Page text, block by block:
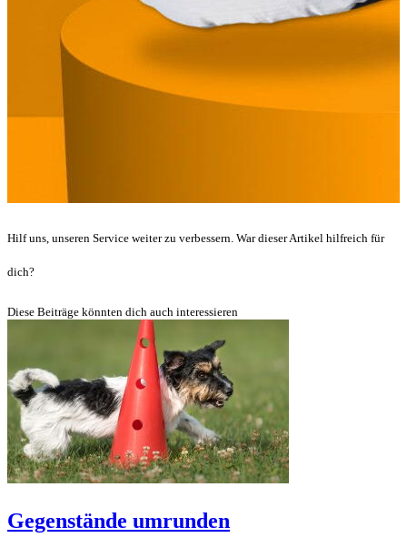
Hilf uns, unseren Service weiter zu verbessern. War dieser Artikel hilfreich für
dich?
Diese Beiträge könnten dich auch interessieren
Gegenstände umrunden